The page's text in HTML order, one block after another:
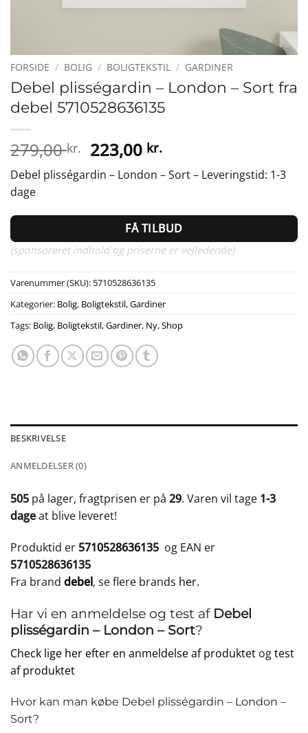
FORSIDE / BOLIG / BOLIGTEKSTIL / GARDINER
Debel plisségardin – London – Sort fra
debel 5710528636135
279,00kr. Den
oprindelige
pris
279,00 kr..
223,00 kr.Den
aktuelle
pris
223,00 kr..
Debel plisségardin – London – Sort – Leveringstid: 1-3
dage
FÅ TILBUD
(sponsoreret indhold og priserne er vejledende)
Varenummer (SKU): 5710528636135
Kategorier: Bolig, Boligtekstil,Gardiner
Tags: Bolig, Boligtekstil,Gardiner, Ny,Shop
BESKRIVELSE
ANMELDELSER (0)
505 på lager, fragtprisen er på 29. Varen vil tage 1-3
dageat blive leveret!
Produktid er 5710528636135 og EAN er
5710528636135
Fra brand debel, se flere brands her.
Har vi en anmeldelse og test af Debel
plisségardin – London – Sort?
Check lige her efter en anmeldelse af produktet ogtest
af produktet
Hvor kan man købe Debel plisségardin – London –
Sort?